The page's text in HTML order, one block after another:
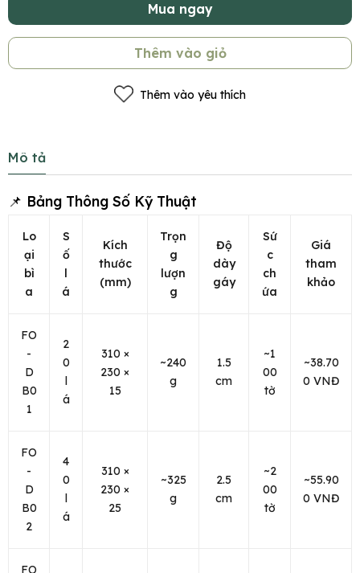
Mua ngay
Thêm vào giỏ
Thêm vào yêu thích
Mô tả
📌 Bảng Thông Số Kỹ Thuật
Lo
ại
bì
a
S
ố
l
á
Kích
thước
(mm)
Trọn
g
lượn
g
Độ
dày
gáy
Sứ
c
ch
ứa
Giá
tham
khảo
FO
-
D
B0
1
2
0
l
á
310 ×
230 ×
15
~240
g
1.5
cm
~1
00
tờ
~38.70
0 VNĐ
FO
-
D
B0
2
4
0
l
á
310 ×
230 ×
25
~325
g
2.5
cm
~2
00
tờ
~55.90
0 VNĐ
FO